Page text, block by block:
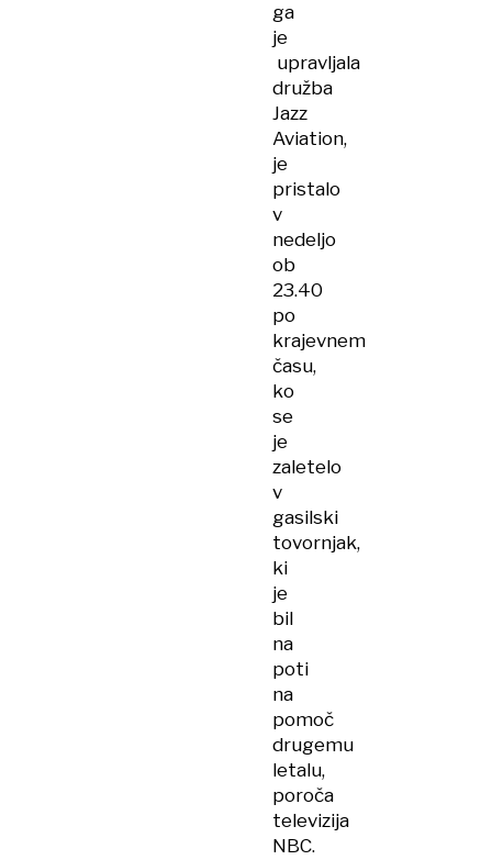
ga
je
upravljala
družba
Jazz
Aviation,
je
pristalo
v
nedeljo
ob
23.40
po
krajevnem
času,
ko
se
je
zaletelo
v
gasilski
tovornjak,
ki
je
bil
na
poti
na
pomoč
drugemu
letalu,
poroča
televizija
NBC.